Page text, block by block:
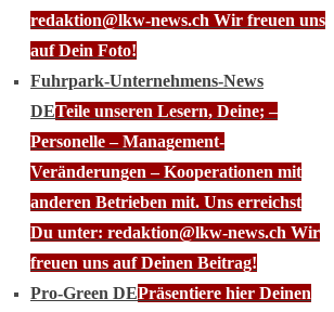
redaktion@lkw-news.ch Wir freuen uns
auf Dein Foto!
Fuhrpark-Unternehmens-News
DETeile unseren Lesern, Deine; –
Personelle – Management-
Veränderungen – Kooperationen mit
anderen Betrieben mit. Uns erreichst
Du unter: redaktion@lkw-news.ch Wir
freuen uns auf Deinen Beitrag!
Pro-Green DEPräsentiere hier Deinen